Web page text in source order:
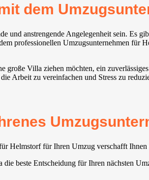
dem
und anstrengende Angelegenheit sein. Es
professionellen Umzugsunternehmen für
große Villa ziehen möchten, ein
Arbeit zu vereinfachen und Stress zu
Helmstorf für Ihren Umzug verschafft
beste Entscheidung für Ihren nächsten